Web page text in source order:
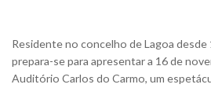
Residente no concelho de Lagoa desde
prepara-se para apresentar a 16 de
Auditório Carlos do Carmo, um